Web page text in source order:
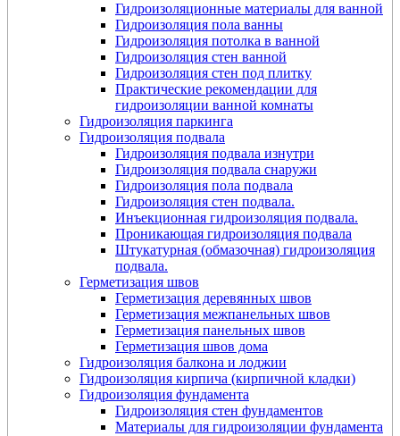
Гидроизоляционные материалы для ванной
Гидроизоляция пола ванны
Гидроизоляция потолка в ванной
Гидроизоляция стен ванной
Гидроизоляция стен под плитку
Практические рекомендации для
гидроизоляции ванной комнаты
Гидроизоляция паркинга
Гидроизоляция подвала
Гидроизоляция подвала изнутри
Гидроизоляция подвала снаружи
Гидроизоляция пола подвала
Гидроизоляция стен подвала.
Инъекционная гидроизоляция подвала.
Проникающая гидроизоляция подвала
Штукатурная (обмазочная) гидроизоляция
подвала.
Герметизация швов
Герметизация деревянных швов
Герметизация межпанельных швов
Герметизация панельных швов
Герметизация швов дома
Гидроизоляция балкона и лоджии
Гидроизоляция кирпича (кирпичной кладки)
Гидроизоляция фундамента
Гидроизоляция стен фундаментов
Материалы для гидроизоляции фундамента